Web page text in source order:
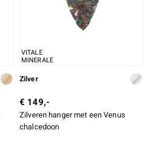
VITALE
MINERALE
Zilver
€ 149,-
Zilveren hanger met een Venus
chalcedoon